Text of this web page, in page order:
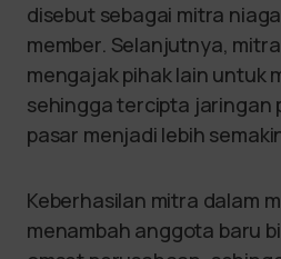
disebut sebagai mitra
member. Selanjutnya,
mengajak pihak lain untuk
sehingga tercipta jaringan
pasar menjadi lebih
Keberhasilan mitra dalam
menambah anggota baru